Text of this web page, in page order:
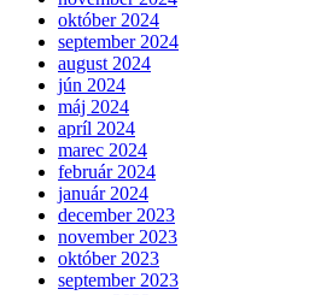
október 2024
september 2024
august 2024
jún 2024
máj 2024
apríl 2024
marec 2024
február 2024
január 2024
december 2023
november 2023
október 2023
september 2023